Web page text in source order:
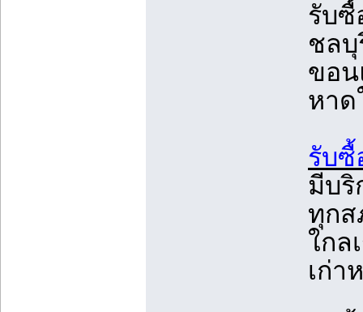
รับซื้
ชลบุ
ขอน
หา
รับซื้
มีบริ
ทุกส
ใกล
เก่า